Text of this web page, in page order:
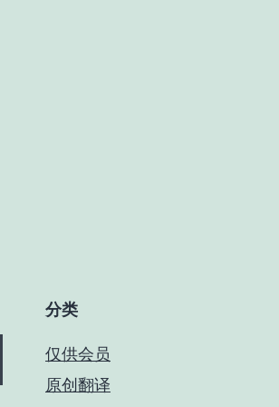
分类
仅供会员
原创翻译